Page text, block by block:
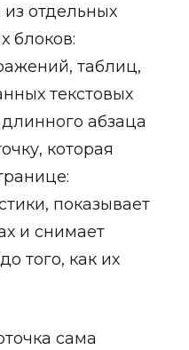
из отдельных
блоков:
таблиц,
текстовых
абзаца
которая
показывает
и снимает
того, как их
сама